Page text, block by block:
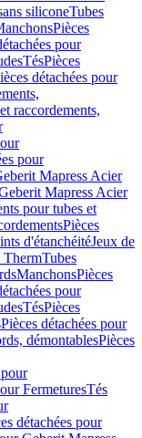
siliconeTubes
Pièces
pour
TésPièces
détachées pour
raccordements,
pour
Mapress Acier
Mapress Acier
pour tubes et
Pièces
d'étanchéitéJeux de
ThermTubes
ManchonsPièces
pour
TésPièces
Pièces détachées pour
démontablesPièces
FermeturesTés
détachées pour